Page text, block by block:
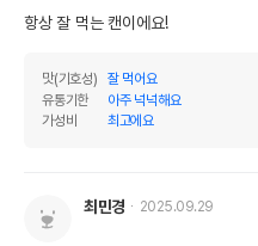
항상 잘 먹는 캔이에요!
맛(기호성)
잘 먹어요
유통기한
아주 넉넉해요
가성비
최고에요
최민경 2025.09.29